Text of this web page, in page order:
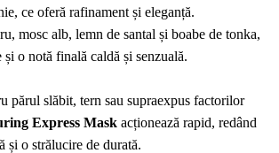
ce oferă rafinament și eleganță.
mosc alb, lemn de santal și boabe de tonka,
o notă finală caldă și senzuală.
părul slăbit, tern sau supraexpus factorilor
Express Mask acționează rapid, redând
și o strălucire de durată.